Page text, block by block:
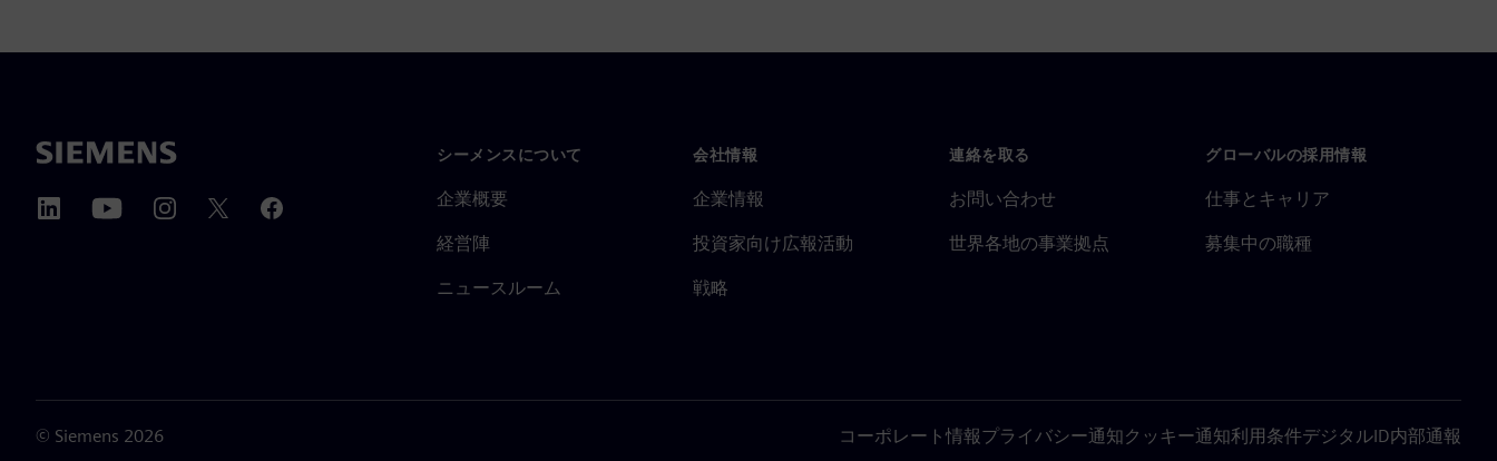
シーメンスについて
企業概要
経営陣
ニュースルーム
会社情報
企業情報
投資家向け広報活動
戦略
連絡を取る
お問い合わせ
世界各地の事業拠点
グローバルの採用情報
仕事とキャリア
募集中の職種
© Siemens 2026 コーポレート情報プライバシー通知クッキー通知利用条件デジタルID内部通報